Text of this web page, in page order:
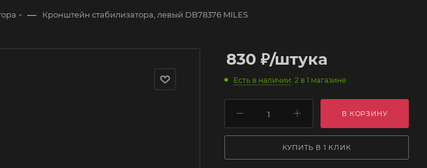
— Кронштейн стабилизатора, левый DB78376 MILES
830 ₽/штука
Есть в наличии: 2 в 1 магазине
В КОРЗИНУ
КУПИТЬ В 1 КЛИК